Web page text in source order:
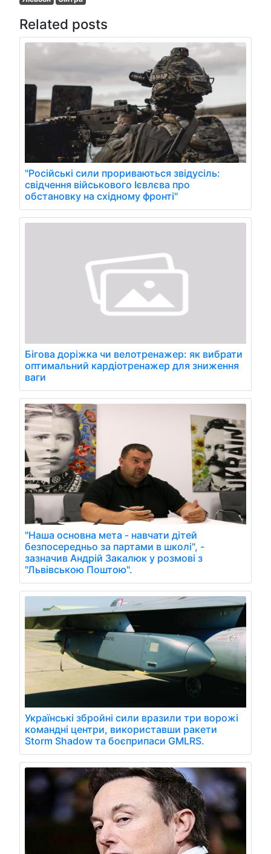
Related posts
"Російські сили прориваються звідусіль:
свідчення військового Ієвлєва про
обстановку на східному фронті"
Бігова доріжка чи велотренажер: як вибрати
оптимальний кардіотренажер для зниження
ваги
"Наша основна мета - навчати дітей
безпосередньо за партами в школі", -
зазначив Андрій Закалюк у розмові з
"Львівською Поштою".
Українські збройні сили вразили три ворожі
командні центри, використавши ракети
Storm Shadow та боєприпаси GMLRS.